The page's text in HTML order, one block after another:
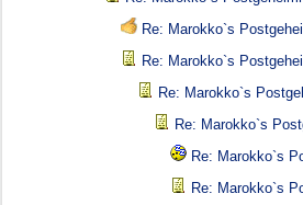
Re: Marokko`s
Re: Marokko`s
Re: Marokko`s
Re: Marokko`s
Re: Marokko`s
Re: Marokko`s